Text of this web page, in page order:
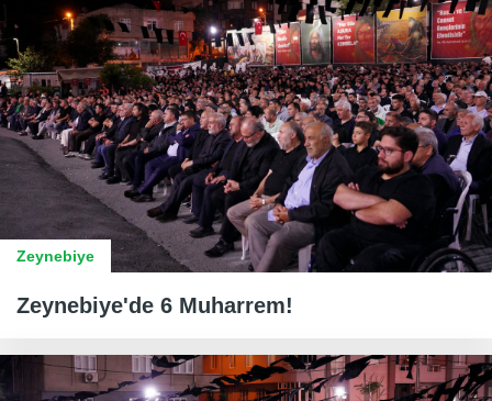
Zeynebiye
Zeynebiye'de 6 Muharrem!